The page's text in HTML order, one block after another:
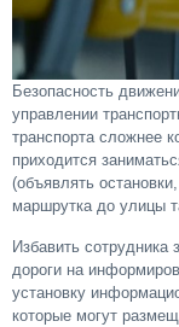
Безопасность
управлении
транспорта сложнее
приходится
(объявлять
маршрутка до улицы
Избавить сотрудника
дороги на
установку
которые могут